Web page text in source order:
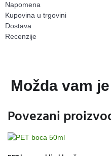
Napomena
Kupovina u trgovini
Dostava
Recenzije
Možda vam
Povezani